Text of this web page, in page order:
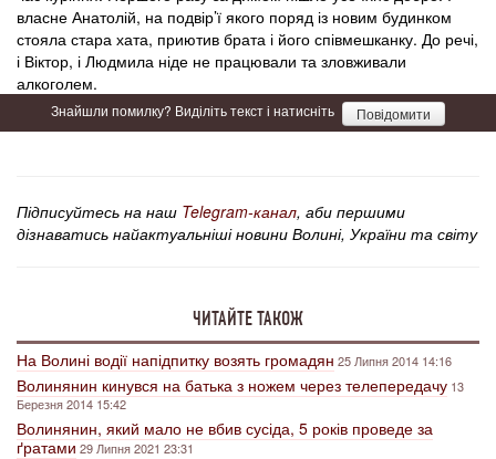
власне Анатолій, на подвір’ї якого поряд із новим будинком
стояла стара хата, приютив брата і його співмешканку. До речі,
і Віктор, і Людмила ніде не працювали та зловживали
алкоголем.
Знайшли помилку? Виділіть текст і натисніть Повідомити
Підписуйтесь на наш Telegram-канал, аби першими
дізнаватись найактуальніші новини Волині, України та світу
ЧИТАЙТЕ ТАКОЖ
На Волині водії напідпитку возять громадян 25 Липня 2014 14:16
Волинянин кинувся на батька з ножем через телепередачу 13
Березня 2014 15:42
Волинянин, який мало не вбив сусіда, 5 років проведе за
ґратами29 Липня 2021 23:31